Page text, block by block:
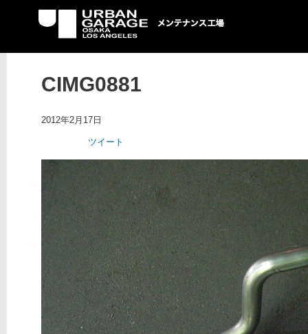
UG メンテナンス工場
CIMG0881
2012年2月17日
ツイート